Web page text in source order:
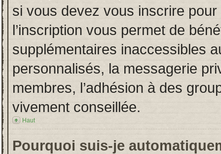
si vous devez vous inscrire
l’inscription vous permet de
supplémentaires inaccessibles
personnalisés, la messagerie
membres, l’adhésion à des
vivement conseillée.
Haut
Pourquoi suis-je